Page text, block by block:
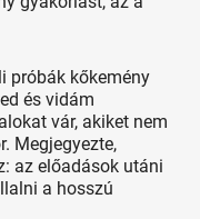
próbák kőkemény
és vidám
vár, akiket nem
Megjegyezte,
az előadások utáni
a hosszú